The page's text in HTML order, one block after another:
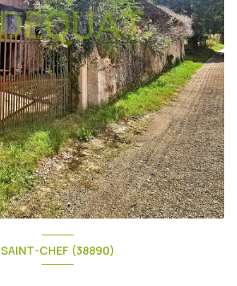
SAINT-CHEF (38890)